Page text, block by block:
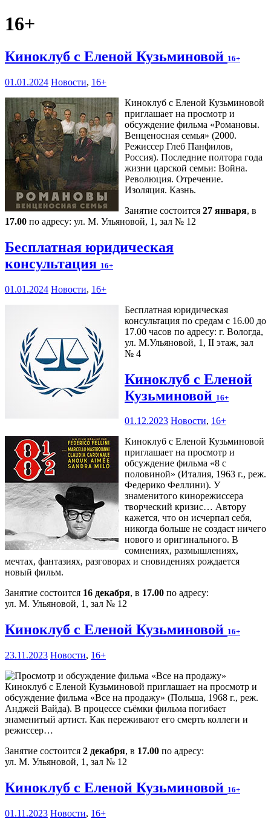
16+
Киноклуб с Еленой Кузьминовой 16+
01.01.2024 Новости, 16+
Киноклуб с Еленой Кузьминовой
приглашает на просмотр и
обсуждение фильма «Романовы.
Венценосная семья» (2000.
Режиссер Глеб Панфилов,
Россия). Последние полтора года
жизни царской семьи: Война.
Революция. Отречение.
Изоляция. Казнь.
Занятие состоится 27 января, в
17.00 по адресу: ул. М. Ульяновой, 1, зал № 12
Бесплатная юридическая
консультация 16+
01.01.2024 Новости, 16+
Бесплатная юридическая
консультация по средам с 16.00 до
17.00 часов по адресу: г. Вологда,
ул. М.Ульяновой, 1, II этаж, зал
№ 4
Киноклуб с Еленой
Кузьминовой 16+
01.12.2023 Новости, 16+
Киноклуб с Еленой Кузьминовой
приглашает на просмотр и
обсуждение фильма «8 с
половиной» (Италия, 1963 г., реж.
Федерико Феллини). У
знаменитого кинорежиссера
творческий кризис… Автору
кажется, что он исчерпал себя,
никогда больше не создаст ничего
нового и оригинального. В
сомнениях, размышлениях,
мечтах, фантазиях, разговорах и сновидениях рождается
новый фильм.
Занятие состоится 16 декабря, в 17.00 по адресу:
ул. М. Ульяновой, 1, зал № 12
Киноклуб с Еленой Кузьминовой 16+
23.11.2023 Новости, 16+
Киноклуб с Еленой Кузьминовой приглашает на просмотр и
обсуждение фильма «Все на продажу» (Польша, 1968 г., реж.
Анджей Вайда). В процессе съёмки фильма погибает
знаменитый артист. Как переживают его смерть коллеги и
режиссер…
Занятие состоится 2 декабря, в 17.00 по адресу:
ул. М. Ульяновой, 1, зал № 12
Киноклуб с Еленой Кузьминовой 16+
01.11.2023 Новости, 16+